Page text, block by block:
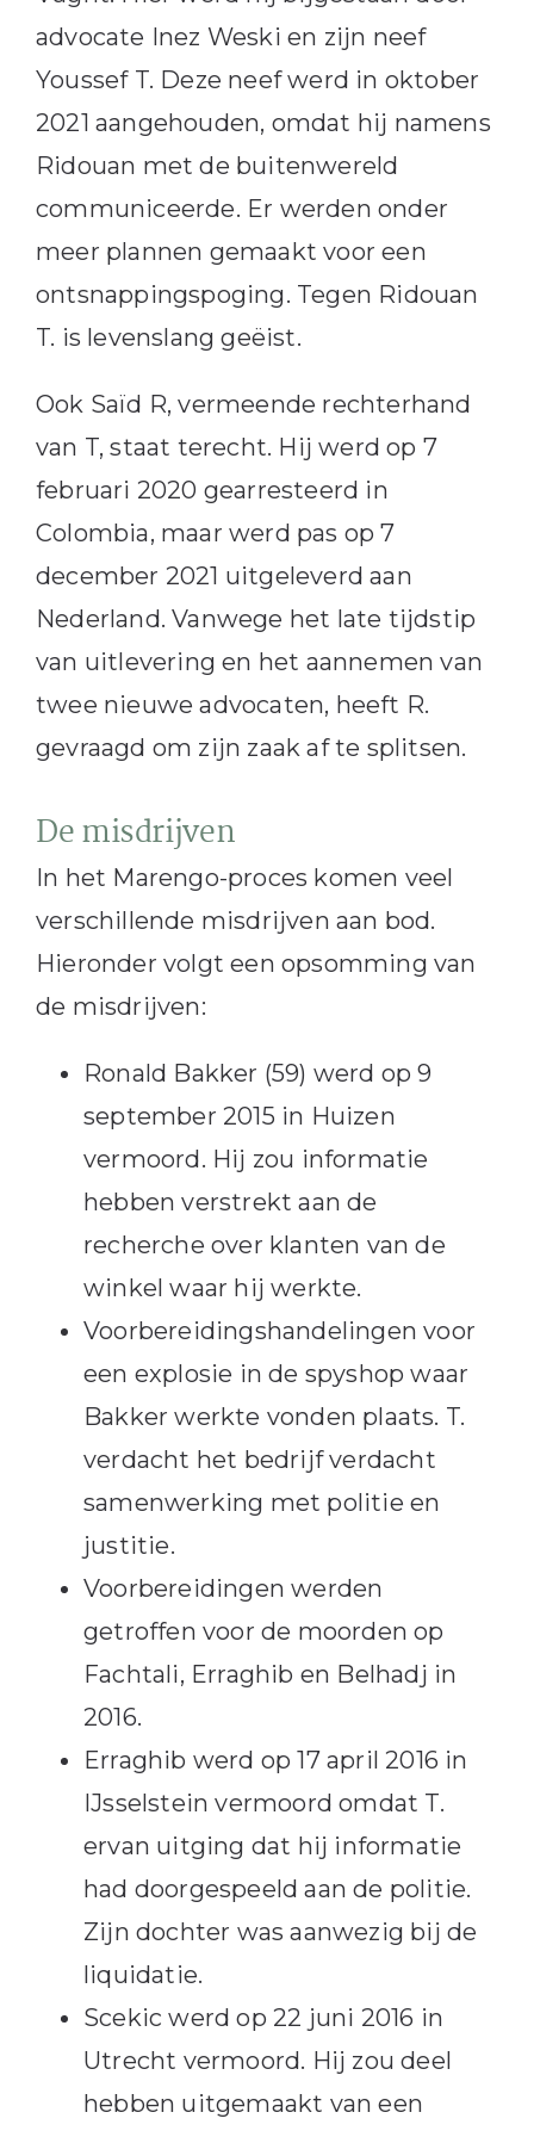
advocate Inez Weski en zijn neef
Youssef T. Deze neef werd in oktober
2021 aangehouden, omdat hij namens
Ridouan met de buitenwereld
communiceerde. Er werden onder
meer plannen gemaakt voor een
ontsnappingspoging. Tegen Ridouan
T. is levenslang geëist.
Ook Saïd R, vermeende rechterhand
van T, staat terecht. Hij werd op 7
februari 2020 gearresteerd in
Colombia, maar werd pas op 7
december 2021 uitgeleverd aan
Nederland. Vanwege het late tijdstip
van uitlevering en het aannemen van
twee nieuwe advocaten, heeft R.
gevraagd om zijn zaak af te splitsen.
De misdrijven
In het Marengo-proces komen veel
verschillende misdrijven aan bod.
Hieronder volgt een opsomming van
de misdrijven:
Ronald Bakker (59) werd op 9
september 2015 in Huizen
vermoord. Hij zou informatie
hebben verstrekt aan de
recherche over klanten van de
winkel waar hij werkte.
Voorbereidingshandelingen voor
een explosie in de spyshop waar
Bakker werkte vonden plaats. T.
verdacht het bedrijf verdacht
samenwerking met politie en
justitie.
Voorbereidingen werden
getroffen voor de moorden op
Fachtali, Erraghib en Belhadj in
2016.
Erraghib werd op 17 april 2016 in
IJsselstein vermoord omdat T.
ervan uitging dat hij informatie
had doorgespeeld aan de politie.
Zijn dochter was aanwezig bij de
liquidatie.
Scekic werd op 22 juni 2016 in
Utrecht vermoord. Hij zou deel
hebben uitgemaakt van een